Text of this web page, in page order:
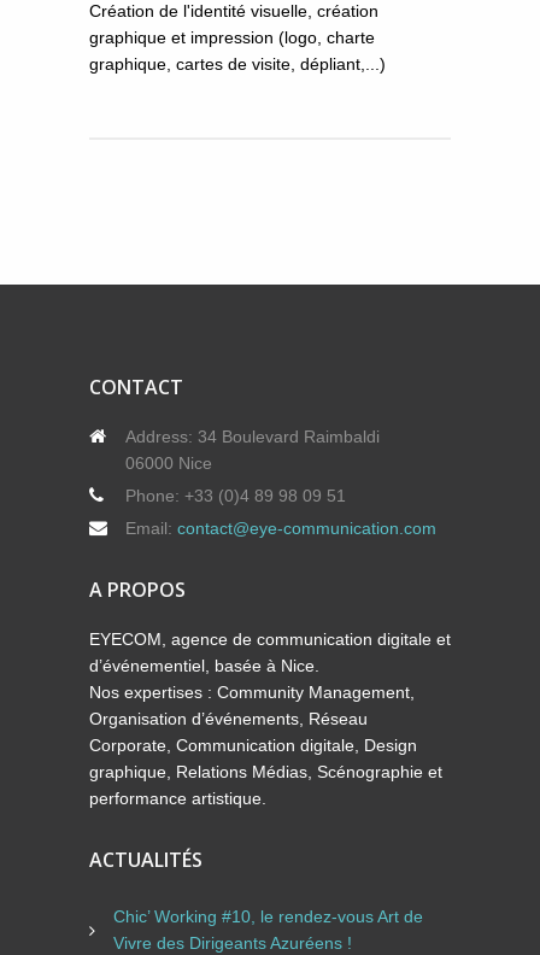
Création de l'identité visuelle, création
graphique et impression (logo, charte
graphique, cartes de visite, dépliant,...)
CONTACT
Address: 34 Boulevard Raimbaldi
06000 Nice
Phone: +33 (0)4 89 98 09 51
Email: contact@eye-communication.com
A PROPOS
EYECOM, agence de communication digitale et
d’événementiel, basée à Nice.
Nos expertises : Community Management,
Organisation d’événements, Réseau
Corporate, Communication digitale, Design
graphique, Relations Médias, Scénographie et
performance artistique.
ACTUALITÉS
Chic’ Working #10, le rendez-vous Art de
Vivre des Dirigeants Azuréens !